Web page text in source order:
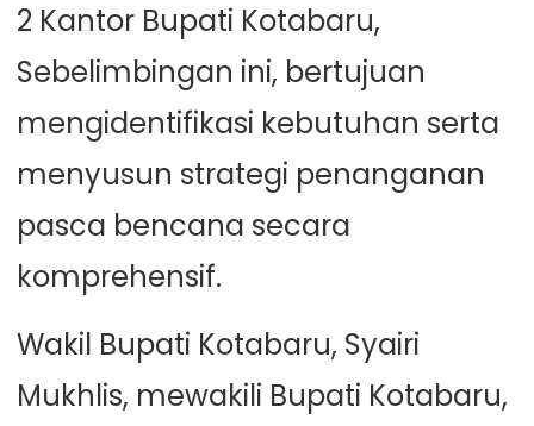
2 Kantor Bupati Kotabaru,
Sebelimbingan ini, bertujuan
mengidentifikasi kebutuhan serta
menyusun strategi penanganan
pasca bencana secara
komprehensif.
Wakil Bupati Kotabaru, Syairi
Mukhlis, mewakili Bupati Kotabaru,